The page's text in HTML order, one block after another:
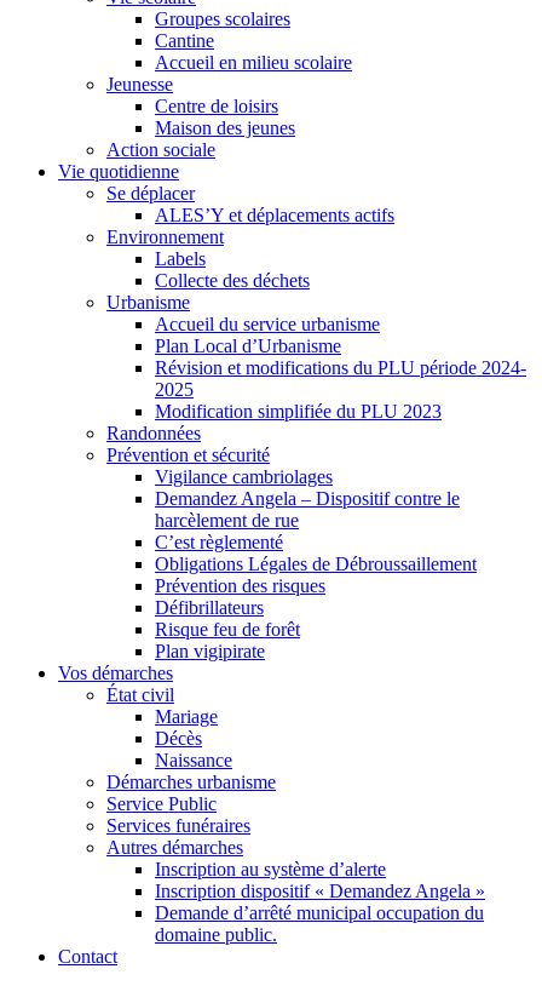
Groupes scolaires
Cantine
Accueil en milieu scolaire
Jeunesse
Centre de loisirs
Maison des jeunes
Action sociale
Vie quotidienne
Se déplacer
ALES’Y et déplacements actifs
Environnement
Labels
Collecte des déchets
Urbanisme
Accueil du service urbanisme
Plan Local d’Urbanisme
Révision et modifications du PLU période 2024-
2025
Modification simplifiée du PLU 2023
Randonnées
Prévention et sécurité
Vigilance cambriolages
Demandez Angela – Dispositif contre le
harcèlement de rue
C’est règlementé
Obligations Légales de Débroussaillement
Prévention des risques
Défibrillateurs
Risque feu de forêt
Plan vigipirate
Vos démarches
État civil
Mariage
Décès
Naissance
Démarches urbanisme
Service Public
Services funéraires
Autres démarches
Inscription au système d’alerte
Inscription dispositif « Demandez Angela »
Demande d’arrêté municipal occupation du
domaine public.
Contact